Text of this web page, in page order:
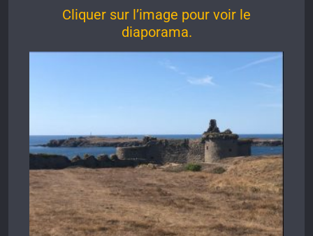
Cliquer sur l’image pour voir le
diaporama.